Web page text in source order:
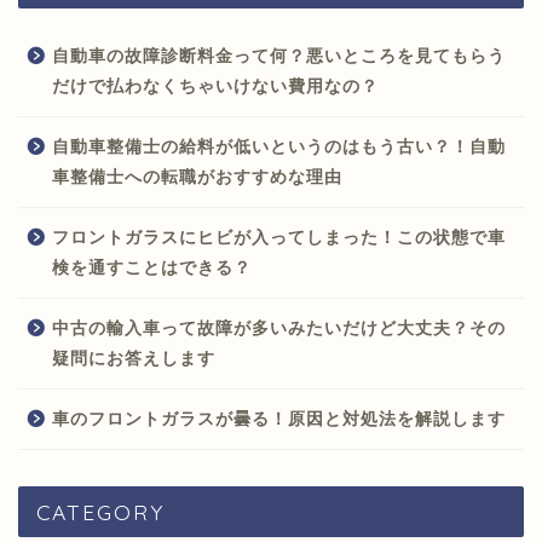
自動車の故障診断料金って何？悪いところを見てもらう
だけで払わなくちゃいけない費用なの？
自動車整備士の給料が低いというのはもう古い？！自動
車整備士への転職がおすすめな理由
フロントガラスにヒビが入ってしまった！この状態で車
検を通すことはできる？
中古の輸入車って故障が多いみたいだけど大丈夫？その
疑問にお答えします
車のフロントガラスが曇る！原因と対処法を解説します
CATEGORY